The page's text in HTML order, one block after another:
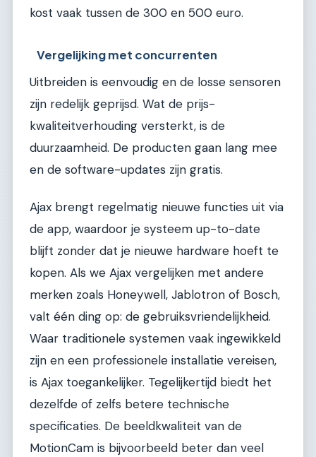
kost vaak tussen de 300 en 500 euro.
Vergelijking met concurrenten
Uitbreiden is eenvoudig en de losse sensoren
zijn redelijk geprijsd. Wat de prijs-
kwaliteitverhouding versterkt, is de
duurzaamheid. De producten gaan lang mee
en de software-updates zijn gratis.
Ajax brengt regelmatig nieuwe functies uit via
de app, waardoor je systeem up-to-date
blijft zonder dat je nieuwe hardware hoeft te
kopen. Als we Ajax vergelijken met andere
merken zoals Honeywell, Jablotron of Bosch,
valt één ding op: de gebruiksvriendelijkheid.
Waar traditionele systemen vaak ingewikkeld
zijn en een professionele installatie vereisen,
is Ajax toegankelijker. Tegelijkertijd biedt het
dezelfde of zelfs betere technische
specificaties. De beeldkwaliteit van de
MotionCam is bijvoorbeeld beter dan veel